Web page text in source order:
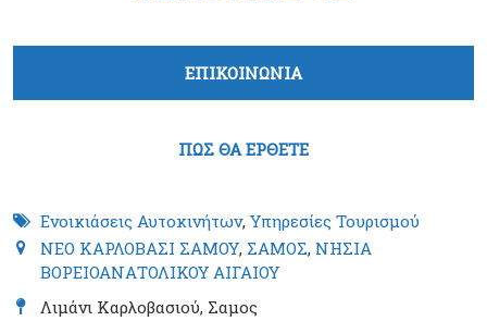
Tabs group καταχώρησης
ΕΠΙΚΟΙΝΩΝΙΑ(ενεργή καρτέλα)
ΠΩΣ ΘΑ ΕΡΘΕΤΕ
Ενοικιάσεις Αυτοκινήτων, Υπηρεσίες Τουρισμού
ΝΕΟ ΚΑΡΛΟΒΑΣΙ ΣΑΜΟΥ, ΣΑΜΟΣ, ΝΗΣΙΑ
ΒΟΡΕΙΟΑΝΑΤΟΛΙΚΟΥ ΑΙΓΑΙΟΥ
Λιμάνι Καρλοβασιού, Σαμος